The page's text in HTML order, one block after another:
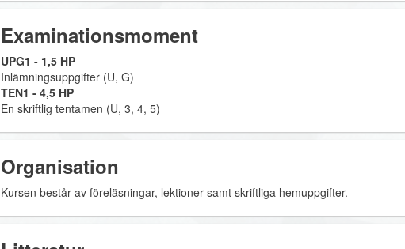
Examinationsmoment
UPG1 - 1,5 HP
Inlämningsuppgifter (U, G)
TEN1 - 4,5 HP
En skriftlig tentamen (U, 3, 4, 5)
Organisation
Kursen består av föreläsningar, lektioner samt skriftliga hemuppgifter.